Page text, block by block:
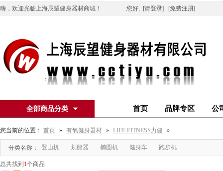
嗨，欢迎光临上海辰望健身器材商城！ 您好, [请登录] [免费注册]
全部商品分类 首页 品牌专区 公
您当前的位置： 首页 » 有氧健身器材 » LIFE FITNESS力健 »
分类名称： 登山机 划船器 椭圆机 健身车 跑步机
总共找到 1个商品